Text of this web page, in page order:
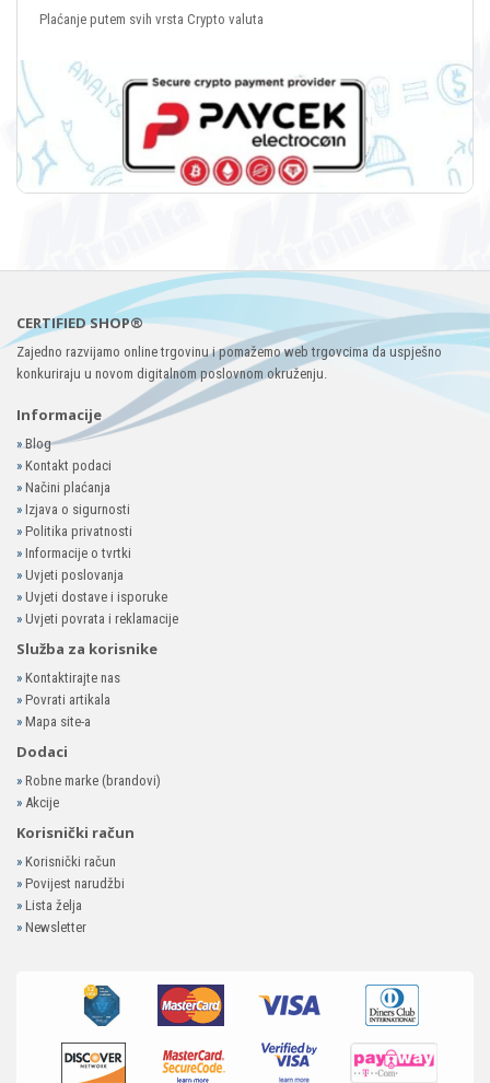
Plaćanje putem svih vrsta Crypto valuta
CERTIFIED SHOP®
Zajedno razvijamo online trgovinu i pomažemo web trgovcima da uspješno
konkuriraju u novom digitalnom poslovnom okruženju.
Informacije
»Blog
» Kontakt podaci
» Načini plaćanja
» Izjava o sigurnosti
» Politika privatnosti
» Informacije o tvrtki
» Uvjeti poslovanja
» Uvjeti dostave i isporuke
» Uvjeti povrata i reklamacije
Služba za korisnike
» Kontaktirajte nas
» Povrati artikala
» Mapa site-a
Dodaci
» Robne marke (brandovi)
» Akcije
Korisnički račun
» Korisnički račun
» Povijest narudžbi
» Lista želja
» Newsletter